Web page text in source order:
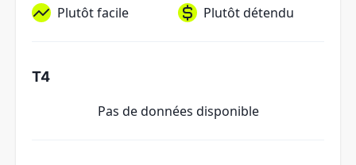
Plutôt facile Plutôt détendu
T4
Pas de données disponible